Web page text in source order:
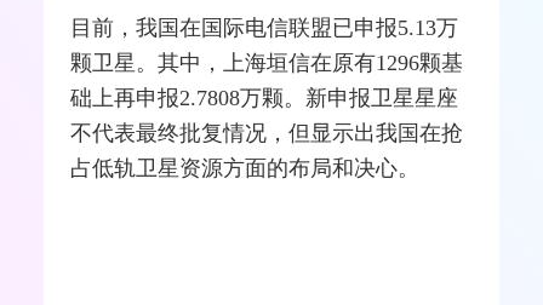
目前，我国在国际电信联盟已申报5.13万
颗卫星。其中，上海垣信在原有1296颗基
础上再申报2.7808万颗。新申报卫星星座
不代表最终批复情况，但显示出我国在抢
占低轨卫星资源方面的布局和决心。